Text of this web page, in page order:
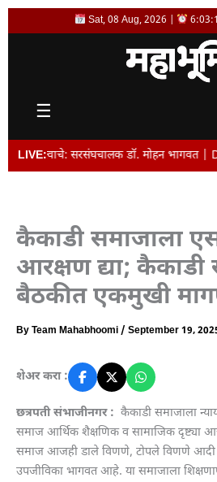
Skip
Sat, 08 Aug, 2026 |
☰
LIVE:
सरसंघचालक डॉ. मोहन भागवत | Dr.
कैकाडी समाजाला
आरक्षण द्या; कैकाडी
बैठकीत एकमुखी
ByTeam Mahabhoomi/ September 19,
शेअर करा :
छत्रपती संभाजीनगर : कैकाडी समाजाला
समाज आर्थिक शैक्षणिक व सामाजिक दृष्ट्या
समाज आजही डाले विणणे, टोपले विणणे
उपजीविका भागवत आहे. या समाजाला